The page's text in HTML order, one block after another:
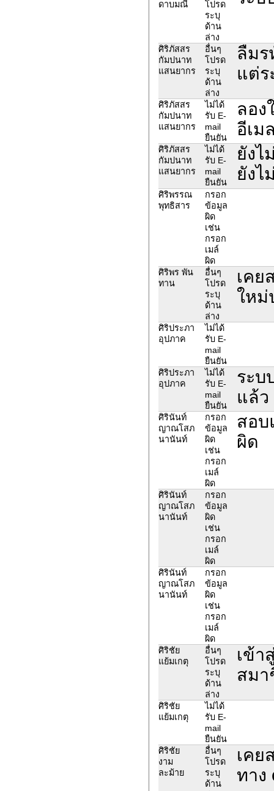
ดาบมณี
โปรด
ระบุ
ด้าน
ล่าง
ศิริภัสสร
กัมปนาท
แสนยากร
อื่นๆ
โปรด
ระบุ
ด้าน
ล่าง
ลืมร
แต่ร
ศิริภัสสร
กัมปนาท
แสนยากร
ไม่ได้
รับ E-
mail
ยืนยัน
ลอง
อีเม
ศิริภัสสร
กัมปนาท
แสนยากร
ไม่ได้
รับ E-
mail
ยืนยัน
ยังไ
ยังไ
ศิริพรรณ
พุทธิสาร
กรอก
ข้อมูล
ผิด
เช่น
กรอก
เมล์
ผิด
ศิริพร พัน
ทาน
อื่นๆ
โปรด
ระบุ
ด้าน
ล่าง
เคย
ใหม่
ศิริประภา
อุปภาค
ไม่ได้
รับ E-
mail
ยืนยัน
ศิริประภา
อุปภาค
ไม่ได้
รับ E-
mail
ยืนยัน
ระบ
แล้ว
ศิรินันท์
ญาณโสภ
นานันท์
กรอก
ข้อมูล
ผิด
เช่น
กรอก
เมล์
ผิด
สอบ
ผิด
ศิรินันท์
ญาณโสภ
นานันท์
กรอก
ข้อมูล
ผิด
เช่น
กรอก
เมล์
ผิด
ศิรินันท์
ญาณโสภ
นานันท์
กรอก
ข้อมูล
ผิด
เช่น
กรอก
เมล์
ผิด
ศิริชัย
แย้มเกตุ
อื่นๆ
โปรด
ระบุ
ด้าน
ล่าง
เข้า
สมา
ศิริชัย
แย้มเกตุ
ไม่ได้
รับ E-
mail
ยืนยัน
ศิริชัย
งาม
ละม้าย
อื่นๆ
โปรด
ระบุ
ด้าน
เค
ทาง